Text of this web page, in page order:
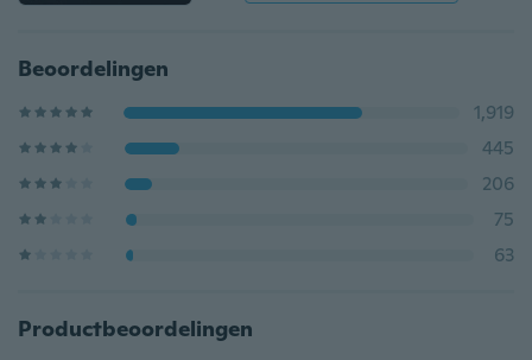
Beoordelingen
1,919
445
206
75
63
Productbeoordelingen